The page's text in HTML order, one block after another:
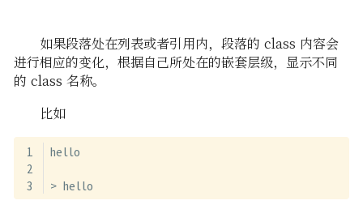
如果段落处在列表或者引用内，段落的 class 内容会
进行相应的变化，根据自己所处在的嵌套层级，显示不同
的 class 名称。
比如
hello
> hello